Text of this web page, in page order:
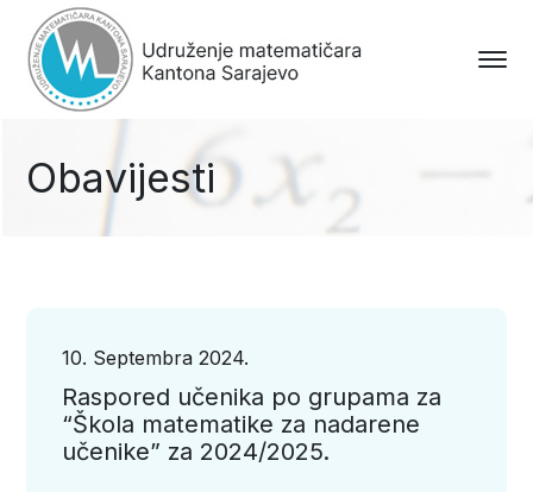
Obavijesti
10. Septembra 2024.
Raspored učenika po grupama za
“Škola matematike za nadarene
učenike” za 2024/2025.